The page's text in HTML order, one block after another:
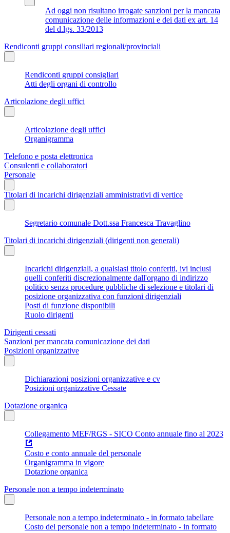
Ad oggi non risultano irrogate sanzioni per la mancata
comunicazione delle informazioni e dei dati ex art. 14
del d.lgs. 33/2013
Rendiconti gruppi consiliari regionali/provinciali
Rendiconti gruppi consigliari
Atti degli organi di controllo
Articolazione degli uffici
Articolazione degli uffici
Organigramma
Telefono e posta elettronica
Consulenti e collaboratori
Personale
Titolari di incarichi dirigenziali amministrativi di vertice
Segretario comunale Dott.ssa Francesca Travaglino
Titolari di incarichi dirigenziali (dirigenti non generali)
Incarichi dirigenziali, a qualsiasi titolo conferiti, ivi inclusi
quelli conferiti discrezionalmente dall'organo di indirizzo
politico senza procedure pubbliche di selezione e titolari di
posizione organizzativa con funzioni dirigenziali
Posti di funzione disponibili
Ruolo dirigenti
Dirigenti cessati
Sanzioni per mancata comunicazione dei dati
Posizioni organizzative
Dichiarazioni posizioni organizzative e cv
Posizioni organizzative Cessate
Dotazione organica
Collegamento MEF/RGS - SICO Conto annuale fino al 2023
Costo e conto annuale del personale
Organigramma in vigore
Dotazione organica
Personale non a tempo indeterminato
Personale non a tempo indeterminato - in formato tabellare
Costo del personale non a tempo indeterminato - in formato